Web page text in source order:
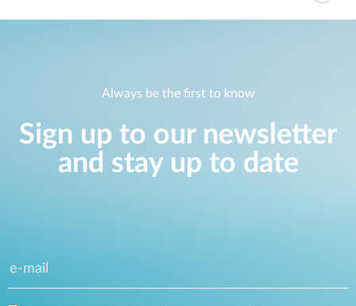
Always be the first to know
Sign up to our newsletter
and stay up to date